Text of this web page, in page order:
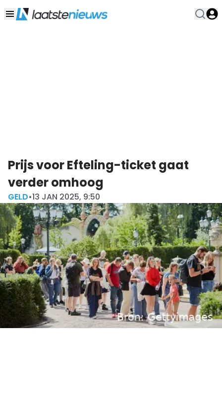
Prijs voor Efteling-ticket gaat
verder omhoog
GELD•13 JAN 2025, 9:50